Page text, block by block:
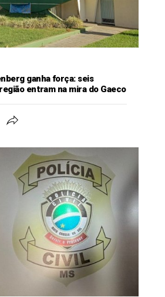
ganha força: seis
entram na mira do Gaeco